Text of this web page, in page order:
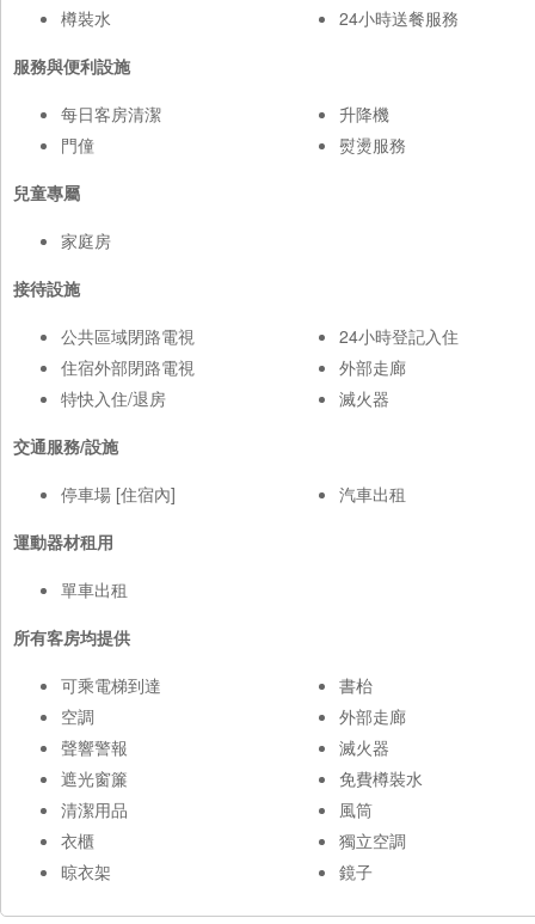
樽裝水
24小時送餐服務
服務與便利設施
每日客房清潔
門僮
升降機
熨燙服務
兒童專屬
家庭房
接待設施
公共區域閉路電視
住宿外部閉路電視
特快入住/退房
24小時登記入住
外部走廊
滅火器
交通服務/設施
停車場 [住宿內]
汽車出租
運動器材租用
單車出租
所有客房均提供
可乘電梯到達
空調
聲響警報
遮光窗簾
清潔用品
衣櫃
晾衣架
書枱
外部走廊
滅火器
免費樽裝水
風筒
獨立空調
鏡子